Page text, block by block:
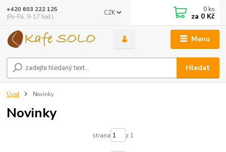
Menu
CZK
Hledat
+420 603 222 125
(Po-Pá, 9-17 hod.)
0 ks
za 0 Kč
Úvod Novinky
Novinky
strana z 1